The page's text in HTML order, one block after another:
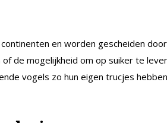
en worden gescheiden
de mogelijkheid om op suiker te
vogels zo hun eigen trucjes